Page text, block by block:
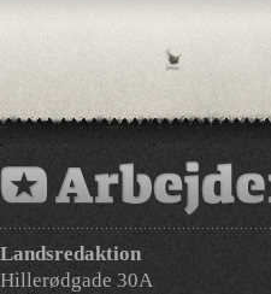
Landsredaktion
Hillerødgade 30A